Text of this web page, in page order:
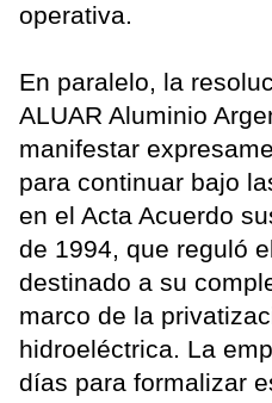
operativa.
En paralelo, la
ALUAR Aluminio
manifestar
para continuar bajo
en el Acta Acuerdo
de 1994, que reguló
destinado a su
marco de la
hidroeléctrica. La
días para formalizar